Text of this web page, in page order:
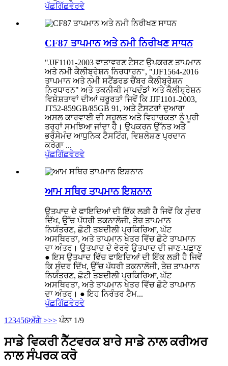
ਪੁੱਛਗਿੱਛਵੇਰਵੇ
CF87 ਤਾਪਮਾਨ ਅਤੇ ਨਮੀ ਨਿਰੀਖਣ ਸਾਧਨ
"JJF1101-2003 ਵਾਤਾਵਰਣ ਟੈਸਟ ਉਪਕਰਣ ਤਾਪਮਾਨ
ਅਤੇ ਨਮੀ ਕੈਲੀਬ੍ਰੇਸ਼ਨ ਨਿਰਧਾਰਨ", "JJF1564-2016
ਤਾਪਮਾਨ ਅਤੇ ਨਮੀ ਸਟੈਂਡਰਡ ਚੈਂਬਰ ਕੈਲੀਬ੍ਰੇਸ਼ਨ
ਨਿਰਧਾਰਨ" ਅਤੇ ਤਕਨੀਕੀ ਮਾਪਦੰਡਾਂ ਅਤੇ ਕੈਲੀਬ੍ਰੇਸ਼ਨ
ਵਿਸ਼ੇਸ਼ਤਾਵਾਂ ਦੀਆਂ ਜ਼ਰੂਰਤਾਂ ਜਿਵੇਂ ਕਿ JJF1101-2003,
JT52-859GB/85GB 91, ਅਤੇ ਟੈਸਟਰਾਂ ਦੁਆਰਾ
ਅਸਲ ਕਾਰਵਾਈ ਦੀ ਸਹੂਲਤ ਅਤੇ ਵਿਹਾਰਕਤਾ ਨੂੰ ਪੂਰੀ
ਤਰ੍ਹਾਂ ਸਮਝਿਆ ਜਾਂਦਾ ਹੈ। ਉਪਕਰਨ ਉੱਨਤ ਅਤੇ
ਭਰੋਸੇਮੰਦ ਆਧੁਨਿਕ ਟੈਸਟਿੰਗ, ਵਿਸ਼ਲੇਸ਼ਣ ਪ੍ਰਦਾਨ
ਕਰੇਗਾ ...
ਪੁੱਛਗਿੱਛਵੇਰਵੇ
ਆਮ ਸਥਿਰ ਤਾਪਮਾਨ ਇਸ਼ਨਾਨ
ਉਤਪਾਦ ਦੇ ਫਾਇਦਿਆਂ ਦੀ ਇੱਕ ਲੜੀ ਹੈ ਜਿਵੇਂ ਕਿ ਸੁੰਦਰ
ਦਿੱਖ, ਉੱਚ ਪੱਧਰੀ ਤਕਨਾਲੋਜੀ, ਤੇਜ਼ ਤਾਪਮਾਨ
ਨਿਯੰਤਰਣ, ਛੋਟੀ ਤਬਦੀਲੀ ਪ੍ਰਕਿਰਿਆ, ਘੱਟ
ਅਸਥਿਰਤਾ, ਅਤੇ ਤਾਪਮਾਨ ਖੇਤਰ ਵਿੱਚ ਛੋਟੇ ਤਾਪਮਾਨ
ਦਾ ਅੰਤਰ। ਉਤਪਾਦ ਦੇ ਵੇਰਵੇ ਉਤਪਾਦ ਦੀ ਜਾਣ-ਪਛਾਣ
● ਇਸ ਉਤਪਾਦ ਵਿੱਚ ਫਾਇਦਿਆਂ ਦੀ ਇੱਕ ਲੜੀ ਹੈ ਜਿਵੇਂ
ਕਿ ਸੁੰਦਰ ਦਿੱਖ, ਉੱਚ ਪੱਧਰੀ ਤਕਨਾਲੋਜੀ, ਤੇਜ਼ ਤਾਪਮਾਨ
ਨਿਯੰਤਰਣ, ਛੋਟੀ ਤਬਦੀਲੀ ਪ੍ਰਕਿਰਿਆ, ਘੱਟ
ਅਸਥਿਰਤਾ, ਅਤੇ ਤਾਪਮਾਨ ਖੇਤਰ ਵਿੱਚ ਛੋਟੇ ਤਾਪਮਾਨ
ਦਾ ਅੰਤਰ। ● ਇਹ ਨਿਰੰਤਰ ਟੈਮ...
ਪੁੱਛਗਿੱਛਵੇਰਵੇ
1 23456ਅੱਗੇ >>> ਪੰਨਾ 1/9
ਸਾਡੇ ਵਿਕਰੀ ਨੈੱਟਵਰਕ ਬਾਰੇ ਸਾਡੇ ਨਾਲ ਕਰੀਅਰ
ਨਾਲ ਸੰਪਰਕ ਕਰੋ